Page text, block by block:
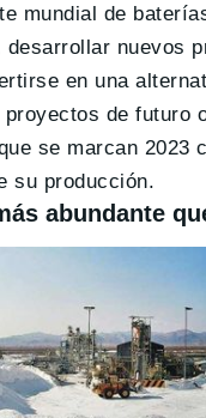
mundial de
desarrollar nuevos
en una
proyectos de futuro
se marcan 2023
su producción.
abundante